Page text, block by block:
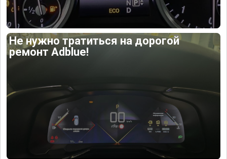
Не нужно тратиться на дорогой
ремонт Adblue!